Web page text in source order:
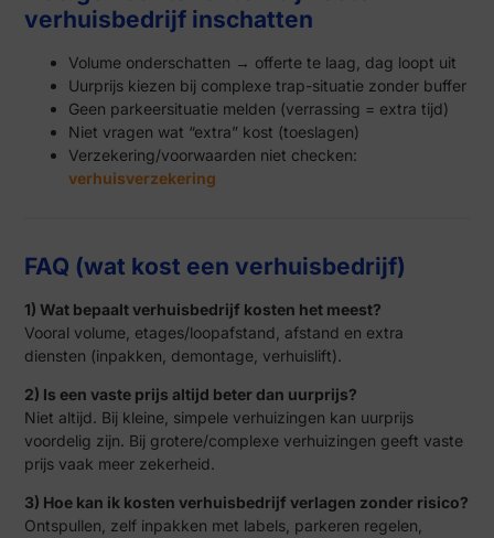
verhuisbedrijf inschatten
Volume onderschatten → offerte te laag, dag loopt uit
Uurprijs kiezen bij complexe trap-situatie zonder buffer
Geen parkeersituatie melden (verrassing = extra tijd)
Niet vragen wat “extra” kost (toeslagen)
Verzekering/voorwaarden niet checken:
verhuisverzekering
FAQ (wat kost een verhuisbedrijf)
1) Wat bepaalt verhuisbedrijf kosten het meest?
Vooral volume, etages/loopafstand, afstand en extra
diensten (inpakken, demontage, verhuislift).
2) Is een vaste prijs altijd beter dan uurprijs?
Niet altijd. Bij kleine, simpele verhuizingen kan uurprijs
voordelig zijn. Bij grotere/complexe verhuizingen geeft vaste
prijs vaak meer zekerheid.
3) Hoe kan ik kosten verhuisbedrijf verlagen zonder risico?
Ontspullen, zelf inpakken met labels, parkeren regelen,